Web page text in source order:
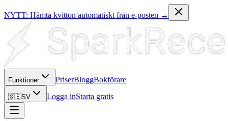
NYTT: Hämta kvitton automatiskt från e-posten →
Funktioner PriserBloggBokförare
🇸🇪SV Logga inStarta gratis